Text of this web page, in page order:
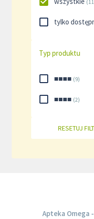
(11
tylko
Typ produktu
■■■■ (9)
■■■■ (2)
RESETUJ
Apteka Omega